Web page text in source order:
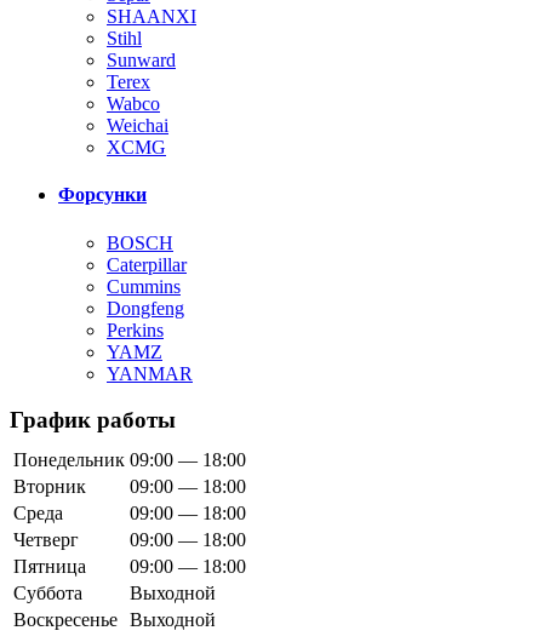
SHAANXI
Stihl
Sunward
Terex
Wabco
Weichai
XCMG
Форсунки
BOSCH
Caterpillar
Cummins
Dongfeng
Perkins
YAMZ
YANMAR
График работы
Понедельник 09:00 — 18:00
Вторник
09:00 — 18:00
Среда
09:00 — 18:00
Четверг
09:00 — 18:00
Пятница
09:00 — 18:00
Суббота
Выходной
Воскресенье Выходной